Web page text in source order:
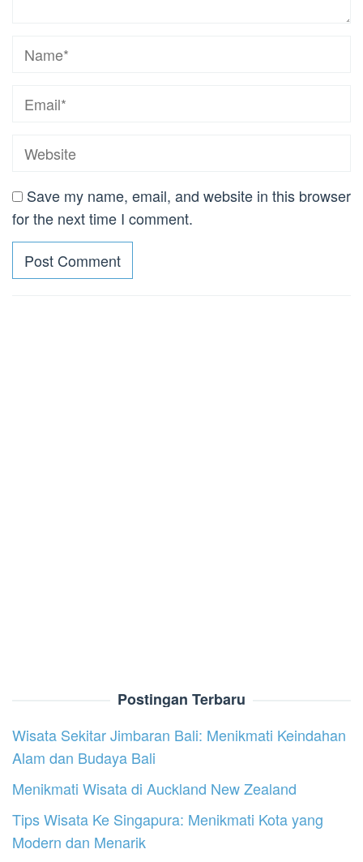
Save my name, email, and website in this browser
for the next time I comment.
Postingan Terbaru
Wisata Sekitar Jimbaran Bali: Menikmati Keindahan
Alam dan Budaya Bali
Menikmati Wisata di Auckland New Zealand
Tips Wisata Ke Singapura: Menikmati Kota yang
Modern dan Menarik